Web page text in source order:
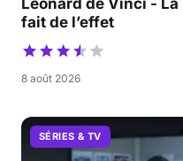
Léonard de Vinci -
fait de l’effet
8 août 2026
SÉRIES & TV